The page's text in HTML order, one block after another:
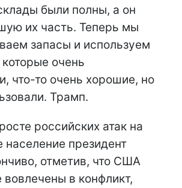
были полны, а он
их часть. Теперь мы
запасы и используем
очень
что-то очень хорошие, но
Трамп.
российских атак на
население президент
отметив, что США
в конфликт,